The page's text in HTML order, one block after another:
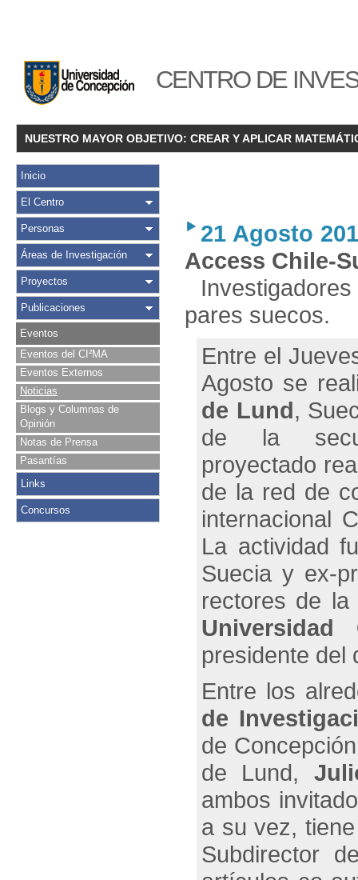
CENTRO DE
NUESTRO MAYOR OBJETIVO: CREAR Y APLICAR
Inicio
El Centro
Personas
Áreas de Investigación
Proyectos
Publicaciones
Eventos
Eventos del CI²MA
Eventos Externos
Noticias
Blogs y Columnas de
Opinión
Notas de Prensa
Pasantías
Links
Concursos
21 Agosto
Access Chile-
pares suecos.
Entre el
Agosto se
de Lund,
de la
proyectado
de la red de
internacional
La actividad
Suecia y ex-
rectores de
presidente
Entre los
de
de
de Lund,
ambos
a su vez,
Subdirector